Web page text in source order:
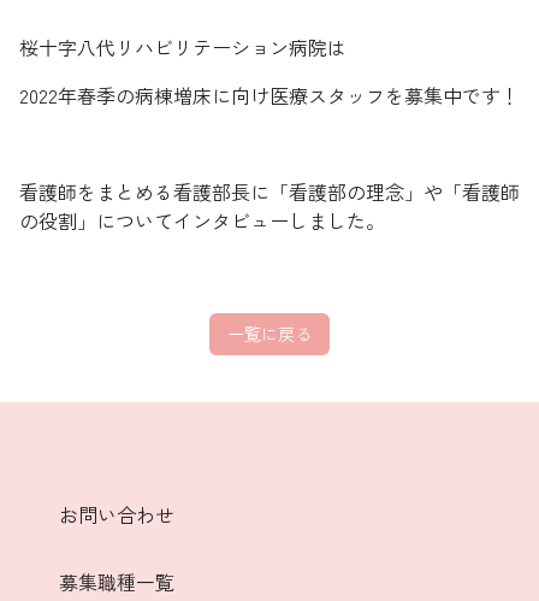
桜十字八代リハビリテーション病院は
2022年春季の病棟増床に向け医療スタッフを募集中です！
看護師をまとめる看護部長に「看護部の理念」や「看護師
の役割」についてインタビューしました。
一覧に戻る
お問い合わせ
募集職種一覧